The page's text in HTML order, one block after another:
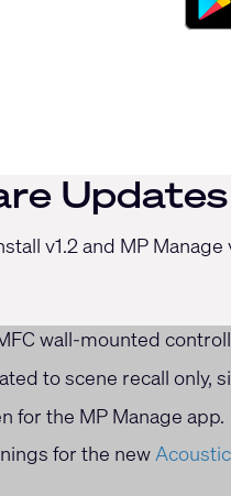
Updates
v1.2 and MP
wall-mounted
to scene recall only,
for the MP Manage app.
for the new